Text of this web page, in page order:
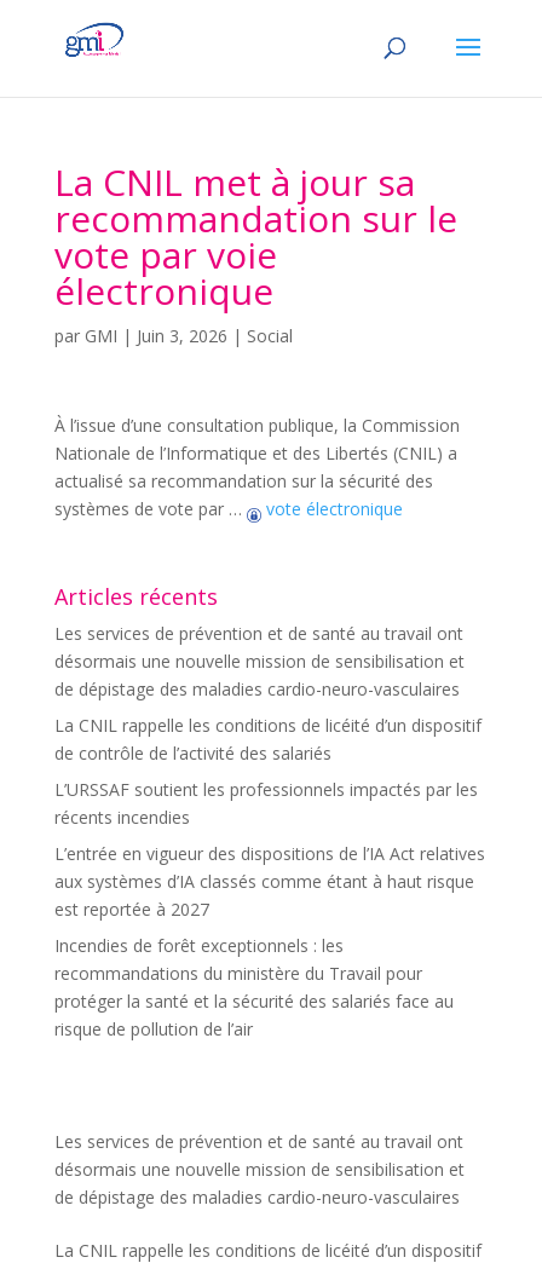
La CNIL met à jour sa
recommandation sur le
vote par voie
électronique
par GMI | Juin 3, 2026 | Social
À l’issue d’une consultation publique, la Commission
Nationale de l’Informatique et des Libertés (CNIL) a
actualisé sa recommandation sur la sécurité des
systèmes de vote par …
vote électronique
Articles récents
Les services de prévention et de santé au travail ont
désormais une nouvelle mission de sensibilisation et
de dépistage des maladies cardio-neuro-vasculaires
La CNIL rappelle les conditions de licéité d’un dispositif
de contrôle de l’activité des salariés
L’URSSAF soutient les professionnels impactés par les
récents incendies
L’entrée en vigueur des dispositions de l’IA Act relatives
aux systèmes d’IA classés comme étant à haut risque
est reportée à 2027
Incendies de forêt exceptionnels : les
recommandations du ministère du Travail pour
protéger la santé et la sécurité des salariés face au
risque de pollution de l’air
Les services de prévention et de santé au travail ont
désormais une nouvelle mission de sensibilisation et
de dépistage des maladies cardio-neuro-vasculaires
La CNIL rappelle les conditions de licéité d’un dispositif